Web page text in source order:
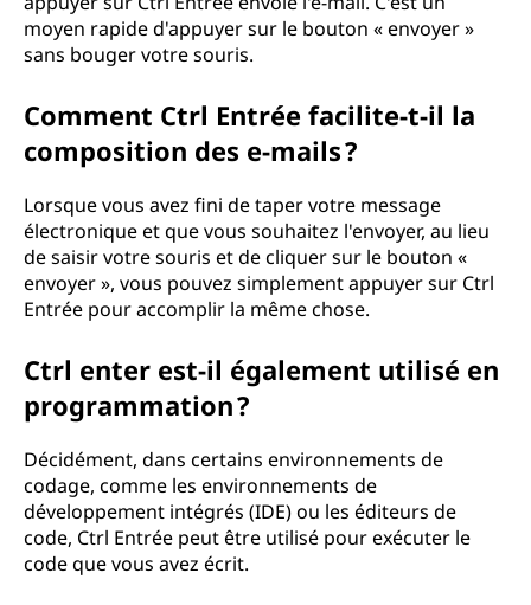
moyen rapide d'appuyer sur le bouton « envoyer »
sans bouger votre souris.
Comment Ctrl Entrée facilite-t-il la
composition des e-mails ?
Lorsque vous avez fini de taper votre message
électronique et que vous souhaitez l'envoyer, au lieu
de saisir votre souris et de cliquer sur le bouton «
envoyer », vous pouvez simplement appuyer sur Ctrl
Entrée pour accomplir la même chose.
Ctrl enter est-il également utilisé en
programmation ?
Décidément, dans certains environnements de
codage, comme les environnements de
développement intégrés (IDE) ou les éditeurs de
code, Ctrl Entrée peut être utilisé pour exécuter le
code que vous avez écrit.